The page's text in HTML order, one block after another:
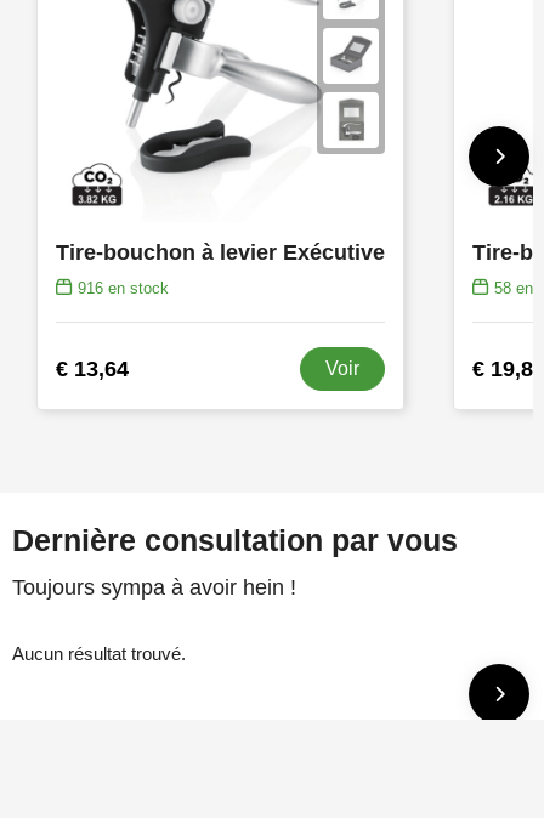
Tire-bouchon à levier Exécutive
916en stock
€ 13,64 Voir
58en
€ 19,80
Dernière consultation par vous
Toujours sympa à avoir hein !
Aucun résultat trouvé.